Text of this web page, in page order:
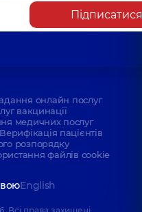
Підписатися
онлайн послуг
вакцинації
медичних послуг
Верифікація пацієнтів
розпорядку
файлів cookie
English